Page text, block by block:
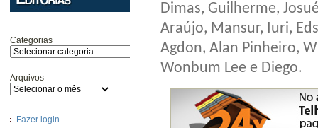
Categorias
Arquivos
Fazer login
Dimas, Guilherme,
Araújo, Mansur, Iuri,
Agdon, Alan Pinheiro,
Wonbum Lee e Diego.